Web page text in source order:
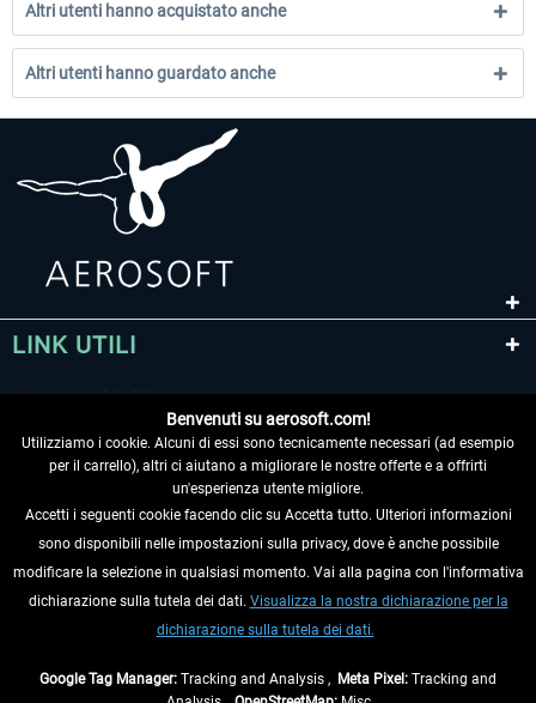
Altri utenti hanno acquistato anche
Altri utenti hanno guardato anche
LINK UTILI
RECEDERE DAL CONTRATTO
INFORMAZIONI
Benvenuti su aerosoft.com!
Utilizziamo i cookie. Alcuni di essi sono tecnicamente necessari (ad esempio
per il carrello), altri ci aiutano a migliorare le nostre offerte e a offrirti
un'esperienza utente migliore.
Accetti i seguenti cookie facendo clic su Accetta tutto. Ulteriori informazioni
sono disponibili nelle impostazioni sulla privacy, dove è anche possibile
modificare la selezione in qualsiasi momento. Vai alla pagina con l'informativa
dichiarazione sulla tutela dei dati. Visualizza la nostra dichiarazione per la
dichiarazione sulla tutela dei dati.
Google Tag Manager: Tracking and Analysis , Meta Pixel: Tracking and